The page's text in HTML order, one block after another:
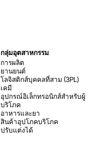
กลุ่มอุตสาหกรรม
การผลิต
ยานยนต์
โลจิสติกส์บุคคลที่สาม (3PL)
เคมี
อุปกรณ์อิเล็กทรอนิกส์สำหรับผู้
บริโภค
อาหารและยา
สินค้าอุปโภคบริโภค
ปรับแต่งได้